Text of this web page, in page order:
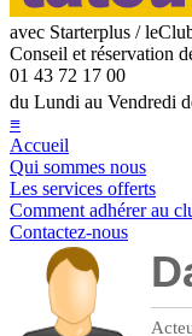
avec Starterplus /
Conseil et réservation
01 43 72 17 00
du Lundi au Vendredi
≡
Accueil
Qui sommes nous
Les services offerts
Comment adhérer au
Contactez-nous